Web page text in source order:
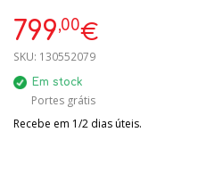
799,00€
SKU: 130552079
Em stock
Portes grátis
Recebe em 1/2 dias úteis.